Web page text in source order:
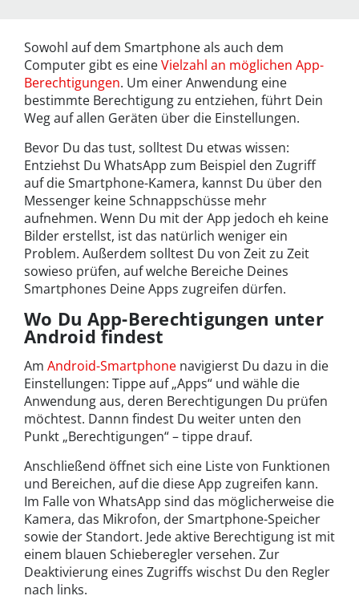
Sowohl auf dem Smartphone als auch dem
Computer gibt es eineVielzahl an möglichen App-
Berechtigungen. Um einer Anwendung eine
bestimmte Berechtigung zu entziehen, führt Dein
Weg auf allen Geräten über die Einstellungen.
Bevor Du das tust, solltest Du etwas wissen:
Entziehst Du WhatsApp zum Beispiel den Zugriff
auf die Smartphone-Kamera, kannst Du über den
Messenger keine Schnappschüsse mehr
aufnehmen. Wenn Du mit der App jedoch eh keine
Bilder erstellst, ist das natürlich weniger ein
Problem. Außerdem solltest Du von Zeit zu Zeit
sowieso prüfen, auf welche Bereiche Deines
Smartphones Deine Apps zugreifen dürfen.
Wo Du App-Berechtigungen unter
Android findest
Am Android-Smartphone navigierst Du dazu in die
Einstellungen: Tippe auf „Apps“ und wähle die
Anwendung aus, deren Berechtigungen Du prüfen
möchtest. Dannn findest Du weiter unten den
Punkt „Berechtigungen“ – tippe drauf.
Anschließend öffnet sich eine Liste von Funktionen
und Bereichen, auf die diese App zugreifen kann.
Im Falle von WhatsApp sind das möglicherweise die
Kamera, das Mikrofon, der Smartphone-Speicher
sowie der Standort. Jede aktive Berechtigung ist mit
einem blauen Schieberegler versehen. Zur
Deaktivierung eines Zugriffs wischst Du den Regler
nach links.